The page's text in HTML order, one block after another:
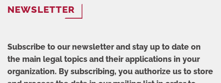
NEWSLETTER
Subscribe to our newsletter and stay up to date on
the main legal topics and their applications in your
organization. By subscribing, you authorize us to store